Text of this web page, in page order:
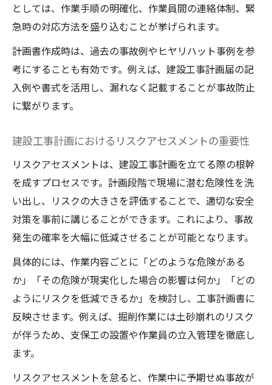
としては、作業手順の明確化、作業員間の連絡体制、緊
急時の対応方法を盛り込むことが挙げられます。
計画書作成時は、過去の事故例やヒヤリハット事例を参
考にすることも有効です。例えば、建設工事計画届の記
入例や書式を活用し、漏れなく記載することが事故防止
に繋がります。
建設工事計画におけるリスクアセスメントの重要性
リスクアセスメントは、建設工事計画を立てる際の根幹
を成すプロセスです。計画段階で現場に潜む危険性を洗
い出し、リスクの大きさを評価することで、適切な安全
対策を事前に講じることができます。これにより、事故
発生の確率を大幅に低減させることが可能となります。
具体的には、作業内容ごとに「どのような危険がある
か」「その危険が現実化した場合の影響は何か」「どの
ようにリスクを低減できるか」を検討し、工事計画書に
反映させます。例えば、掘削作業には土砂崩れのリスク
が伴うため、支保工の設置や作業員の立入管理を徹底し
ます。
リスクアセスメントを怠ると、作業中に予期せぬ事故が